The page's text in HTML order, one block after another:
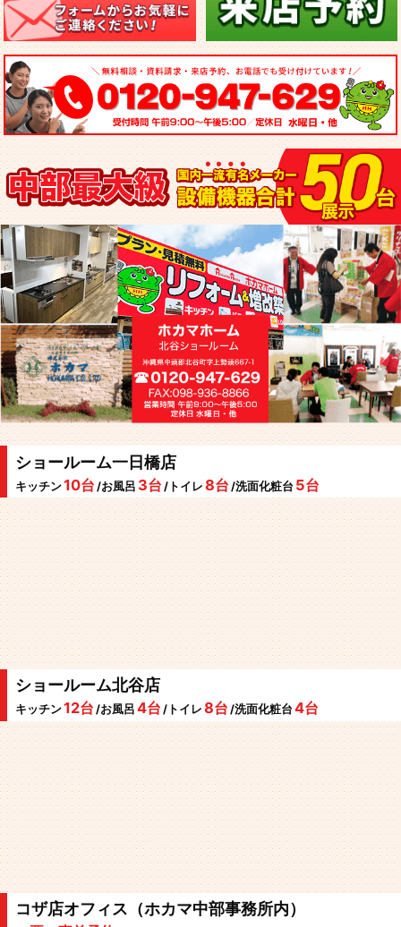
ショールーム一日橋店
キッチン10台 /お風呂 3台 /トイレ 8台 /洗面化粧台 5台
ショールーム北谷店
キッチン12台 /お風呂 4台 /トイレ 8台 /洗面化粧台 4台
コザ店オフィス（ホカマ中部事務所内）